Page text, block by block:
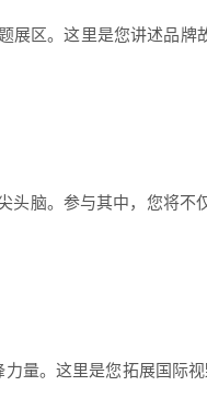
展区。这里是您讲述品
头脑。参与其中，您将不
量。这里是您拓展国际